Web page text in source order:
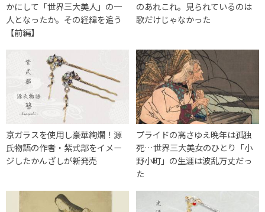
かにして「世界三大美人」の一
人となったか。その経緯を追う
【前編】
のあれこれ。見られているのは
歌だけじゃなかった
京ガラスを使用し豪華絢爛！源
氏物語の作者・紫式部をイメー
ジしたかんざしが新発売
プライドの高さゆえ晩年は孤独
死…世界三大美女のひとり「小
野小町」の生涯は波乱万丈だっ
た